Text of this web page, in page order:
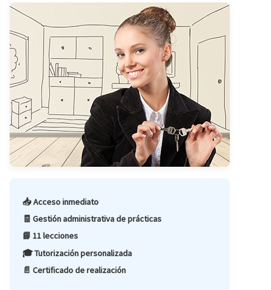
📥 Acceso inmediato
🧾 Gestión administrativa de prácticas
📘 11 lecciones
🎓 Tutorización personalizada
📄 Certificado de realización